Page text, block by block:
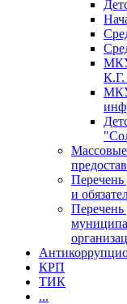
К.Г.
МКУ
Перечень
и
Перечень
КРП
ТИК
...